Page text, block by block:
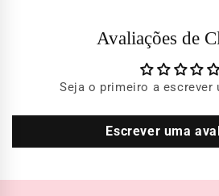
Avaliações de
Seja o primeiro a escrever
Escrever uma